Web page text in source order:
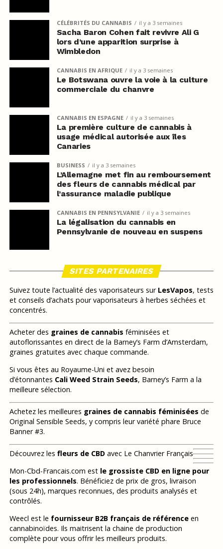
CÉLÉBRITÉS DU CANNABIS il y a 3 semaines
Sacha Baron Cohen fait revivre Ali G
lors d’une apparition surprise à
Wimbledon
CANNABIS EN AFRIQUE il y a 3 semaines
Le Botswana ouvre la voie à la culture
commerciale du chanvre
CANNABIS EN ESPAGNE il y a 3 semaines
La première culture de cannabis à
usage médical autorisée aux îles
Canaries
BUSINESS il y a 3 semaines
L’Allemagne met fin au remboursement
des fleurs de cannabis médical par
l’assurance maladie publique
CANNABIS EN PENNSYLVANIE il y a 3 semaines
La légalisation du cannabis en
Pennsylvanie de nouveau en suspens
SITES PARTENAIRES
Suivez toute l’actualité des vaporisateurs sur LesVapos, tests
et conseils d’achats pour vaporisateurs à herbes séchées et
concentrés.
Acheter des graines de cannabis féminisées et
autoflorissantes en direct de la Barney’s Farm d’Amsterdam,
graines gratuites avec chaque commande.
Si vous êtes au Royaume-Uni et avez besoin
d’étonnantes Cali Weed Strain Seeds, Barney’s Farm a la
meilleure sélection.
Achetez les meilleures graines de cannabis féminisées de
Original Sensible Seeds, y compris leur variété phare Bruce
Banner #3.
Découvrez les fleurs de CBDavec Le Chanvrier Français
Mon-Cbd-Francais.com est le grossiste CBD en ligne pour
les professionnels. Bénéficiez de prix de gros, livraison
(sous 24h), marques reconnues, des produits analysés et
contrôlés.
Weecl est le fournisseur B2B français de référenceen
cannabinoïdes. Ils maitrisent la chaine de production
complète pour vous offrir les meilleurs produits.